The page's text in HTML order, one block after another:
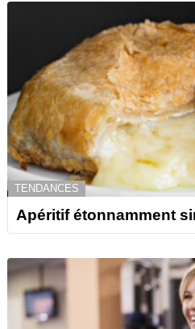
TENDANCES
Apéritif étonnamment